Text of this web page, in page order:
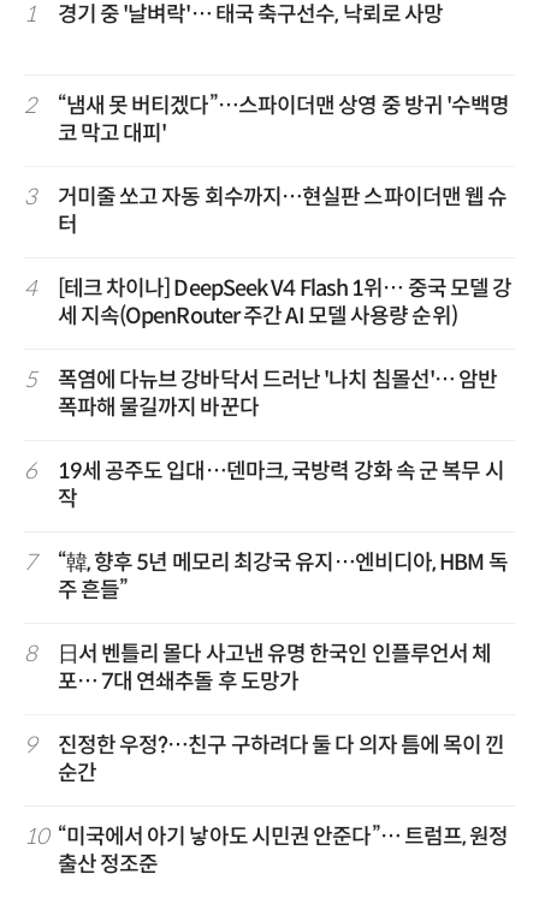
1 경기 중 '날벼락'… 태국 축구선수, 낙뢰로 사망
2
“냄새 못 버티겠다”…스파이더맨 상영 중 방귀 '수백명
코 막고 대피'
3
거미줄 쏘고 자동 회수까지…현실판 스파이더맨 웹 슈
터
4
[테크 차이나] DeepSeek V4 Flash 1위… 중국 모델 강
세 지속(OpenRouter 주간 AI 모델 사용량 순위)
5
폭염에 다뉴브 강바닥서 드러난 '나치 침몰선'… 암반
폭파해 물길까지 바꾼다
6
19세 공주도 입대…덴마크, 국방력 강화 속 군 복무 시
작
7
“韓, 향후 5년 메모리 최강국 유지…엔비디아, HBM 독
주 흔들”
8
日서 벤틀리 몰다 사고낸 유명 한국인 인플루언서 체
포… 7대 연쇄추돌 후 도망가
9
진정한 우정?…친구 구하려다 둘 다 의자 틈에 목이 낀
순간
10 “미국에서 아기 낳아도 시민권 안준다”… 트럼프, 원정
출산 정조준